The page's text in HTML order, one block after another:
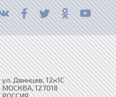
ул. Двинцев, 12к1С
МОСКВА, 127018